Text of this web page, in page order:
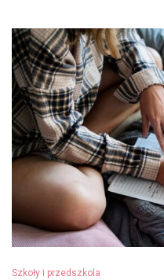
Szkoły i przedszkola